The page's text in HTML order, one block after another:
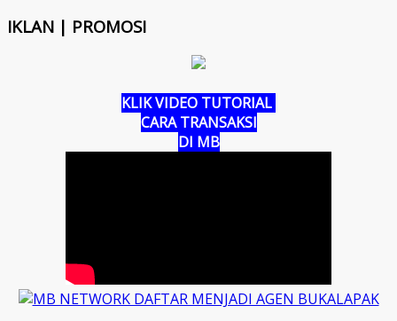
IKLAN | PROMOSI
KLIK VIDEO TUTORIAL
CARA TRANSAKSI
DI MB